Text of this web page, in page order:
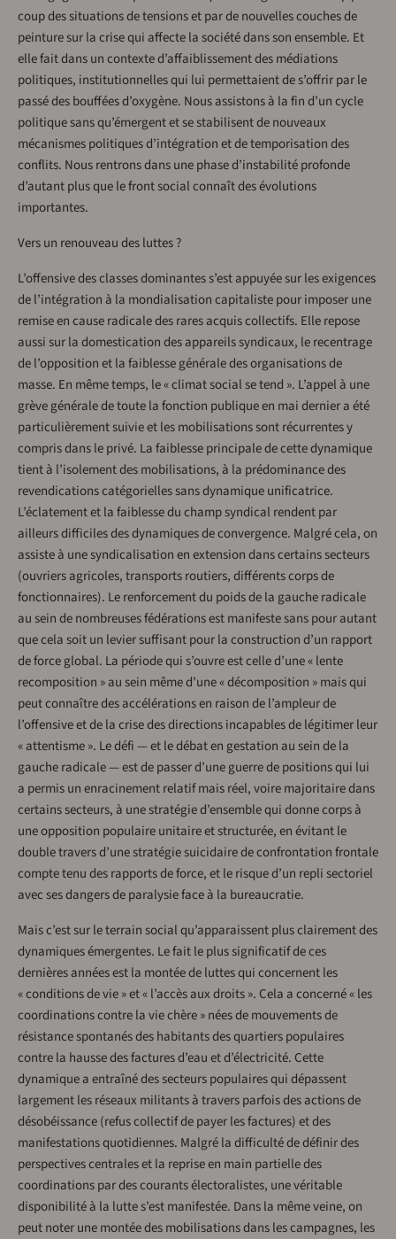
coup des situations de tensions et par de nouvelles couches de
peinture sur la crise qui affecte la société dans son ensemble. Et
elle fait dans un contexte d’affaiblissement des médiations
politiques, institutionnelles qui lui permettaient de s’offrir par le
passé des bouffées d’oxygène. Nous assistons à la fin d’un cycle
politique sans qu’émergent et se stabilisent de nouveaux
mécanismes politiques d’intégration et de temporisation des
conflits. Nous rentrons dans une phase d’instabilité profonde
d’autant plus que le front social connaît des évolutions
importantes.
Vers un renouveau des luttes ?
L’offensive des classes dominantes s’est appuyée sur les exigences
de l’intégration à la mondialisation capitaliste pour imposer une
remise en cause radicale des rares acquis collectifs. Elle repose
aussi sur la domestication des appareils syndicaux, le recentrage
de l’opposition et la faiblesse générale des organisations de
masse. En même temps, le « climat social se tend ». L’appel à une
grève générale de toute la fonction publique en mai dernier a été
particulièrement suivie et les mobilisations sont récurrentes y
compris dans le privé. La faiblesse principale de cette dynamique
tient à l’isolement des mobilisations, à la prédominance des
revendications catégorielles sans dynamique unificatrice.
L’éclatement et la faiblesse du champ syndical rendent par
ailleurs difficiles des dynamiques de convergence. Malgré cela, on
assiste à une syndicalisation en extension dans certains secteurs
(ouvriers agricoles, transports routiers, différents corps de
fonctionnaires). Le renforcement du poids de la gauche radicale
au sein de nombreuses fédérations est manifeste sans pour autant
que cela soit un levier suffisant pour la construction d’un rapport
de force global. La période qui s’ouvre est celle d’une « lente
recomposition » au sein même d’une « décomposition » mais qui
peut connaître des accélérations en raison de l’ampleur de
l’offensive et de la crise des directions incapables de légitimer leur
« attentisme ». Le défi — et le débat en gestation au sein de la
gauche radicale — est de passer d’une guerre de positions qui lui
a permis un enracinement relatif mais réel, voire majoritaire dans
certains secteurs, à une stratégie d’ensemble qui donne corps à
une opposition populaire unitaire et structurée, en évitant le
double travers d’une stratégie suicidaire de confrontation frontale
compte tenu des rapports de force, et le risque d’un repli sectoriel
avec ses dangers de paralysie face à la bureaucratie.
Mais c’est sur le terrain social qu’apparaissent plus clairement des
dynamiques émergentes. Le fait le plus significatif de ces
dernières années est la montée de luttes qui concernent les
« conditions de vie » et « l’accès aux droits ». Cela a concerné « les
coordinations contre la vie chère » nées de mouvements de
résistance spontanés des habitants des quartiers populaires
contre la hausse des factures d’eau et d’électricité. Cette
dynamique a entraîné des secteurs populaires qui dépassent
largement les réseaux militants à travers parfois des actions de
désobéissance (refus collectif de payer les factures) et des
manifestations quotidiennes. Malgré la difficulté de définir des
perspectives centrales et la reprise en main partielle des
coordinations par des courants électoralistes, une véritable
disponibilité à la lutte s’est manifestée. Dans la même veine, on
peut noter une montée des mobilisations dans les campagnes, les